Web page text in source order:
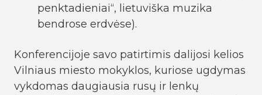
penktadieniai“, lietuviška muzika
bendrose erdvėse).
Konferencijoje savo patirtimis dalijosi kelios
Vilniaus miesto mokyklos, kuriose ugdymas
vykdomas daugiausia rusų ir lenkų